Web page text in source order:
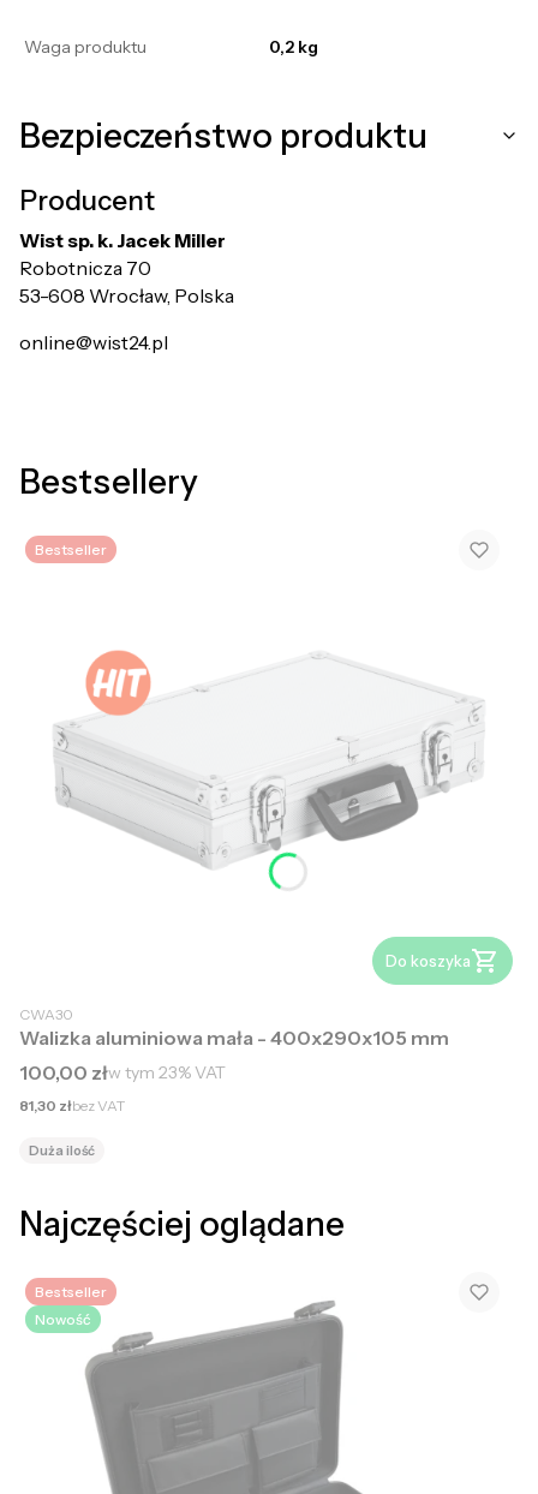
Waga produktu 0,2 kg
Bezpieczeństwo produktu
Producent
Wist sp. k. Jacek Miller
Robotnicza 70
53-608 Wrocław, Polska
online@wist24.pl
Bestsellery
Bestseller
Do koszyka
CWA30
Walizka aluminiowa mała - 400x290x105 mm
Cena brutto
100,00 złw tym 23%VAT
Cena netto
81,30 złbez VAT
Duża ilość
Najczęściej oglądane
Bestseller
Nowość